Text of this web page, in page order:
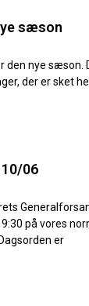
sæson
den nye sæson.
der er sket
06
på vores
er